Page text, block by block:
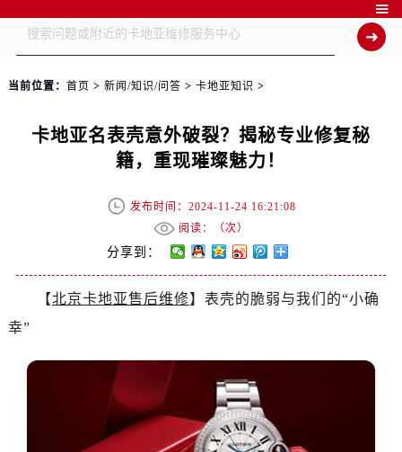

当前位置： 首页 > 新闻/知识/问答 > 卡地亚知识 >
卡地亚名表壳意外破裂？揭秘专业修复秘
籍，重现璀璨魅力！
发布时间：2024-11-24 16:21:08
阅读：（次）
分享到：
【北京卡地亚售后维修】表壳的脆弱与我们的“小确
幸”